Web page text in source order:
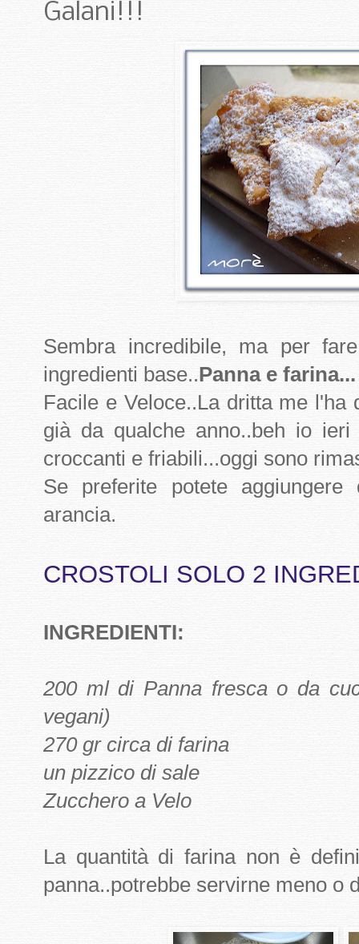
Galani!!!
Sembra incredibile, ma per
ingredienti base..Panna e farina...
Facile e Veloce..La dritta me
già da qualche anno..beh io
croccanti e friabili...oggi sono
Se preferite potete
arancia.
CROSTOLI SOLO 2
INGREDIENTI:
200 ml di Panna fresca o da
vegani)
270 gr circa di farina
un pizzico di sale
Zucchero a Velo
La quantità di farina non è
panna..potrebbe servirne meno o